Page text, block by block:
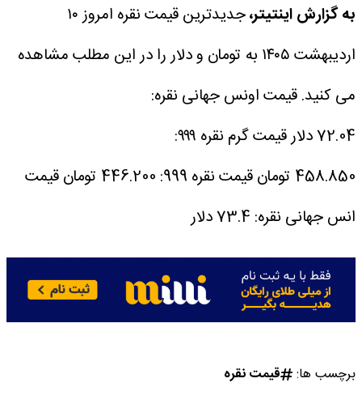
به گزارش اینتیتر،
جدیدترین قیمت نقره امروز ۱۰
اردیبهشت ۱۴۰۵ به تومان و دلار را در این مطلب مشاهده
می کنید.قیمت اونس جهانی نقره:
72.04 دلار
قیمت گرم نقره ۹۹۹:
458.850 تومان
قیمت نقره 999: 446.200 تومان
قیمت
انس جهانی نقره: 73.4 دلار
برچسب ها: قیمت نقره